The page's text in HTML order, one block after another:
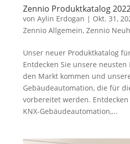
Zennio Produktkatalog
von Aylin Erdogan | Okt. 31,
Zennio Allgemein, Zennio
Unser neuer Produktkatalog
Entdecken Sie unsere
den Markt kommen und
Gebäudeautomation, die für
vorbereitet werden.
KNX-Gebäudeautomation,...